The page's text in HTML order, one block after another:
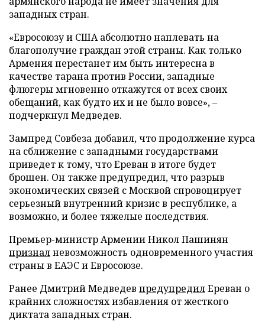
западных стран.
«Евросоюзу и США абсолютно наплевать на
благополучие граждан этой страны. Как только
Армения перестанет им быть интересна в
качестве тарана против России, западные
флюгеры мгновенно откажутся от всех своих
обещаний, как будто их и не было вовсе», –
подчеркнул Медведев.
Зампред Совбеза добавил, что продолжение курса
на сближение с западными государствами
приведет к тому, что Ереван в итоге будет
брошен. Он также предупредил, что разрыв
экономических связей с Москвой спровоцирует
серьезный внутренний кризис в республике, а
возможно, и более тяжелые последствия.
Премьер-министр Армении Никол Пашинян
призналневозможность одновременного участия
страны в ЕАЭС и Евросоюзе.
Ранее Дмитрий Медведев предупредилЕреван о
крайних сложностях избавления от жесткого
диктата западных стран.